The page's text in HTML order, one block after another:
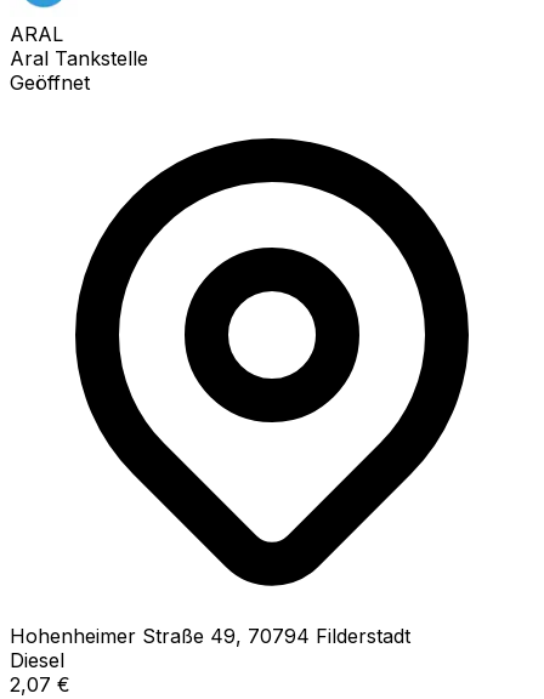
ARAL
Aral Tankstelle
Geöffnet
Hohenheimer Straße 49, 70794 Filderstadt
Diesel
2,07 €